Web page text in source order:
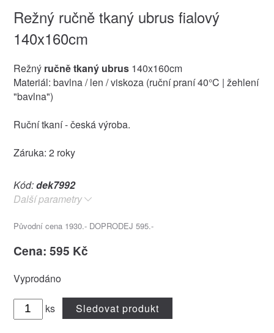
Režný ručně tkaný ubrus fialový
140x160cm
Režný ručně tkaný ubrus140x160cm
Materiál: bavlna / len / viskoza (ruční praní 40°C | žehlení
"bavlna")
Ruční tkaní - česká výroba.
Záruka: 2 roky
Kód:dek7992
Další parametry
Původní cena 1930.- DOPRODEJ 595.-
Cena: 595 Kč
Vyprodáno
ks Sledovat produkt